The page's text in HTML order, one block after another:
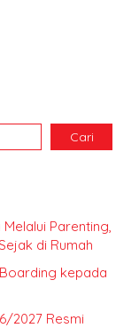
Cari
Parenting,
di Rumah
kepada
2027 Resmi